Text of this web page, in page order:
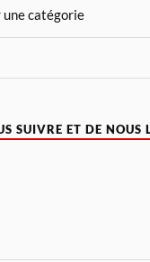
SUIVRE ET DE NOUS